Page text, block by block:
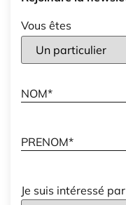
Vous êtes
Je suis intéressé